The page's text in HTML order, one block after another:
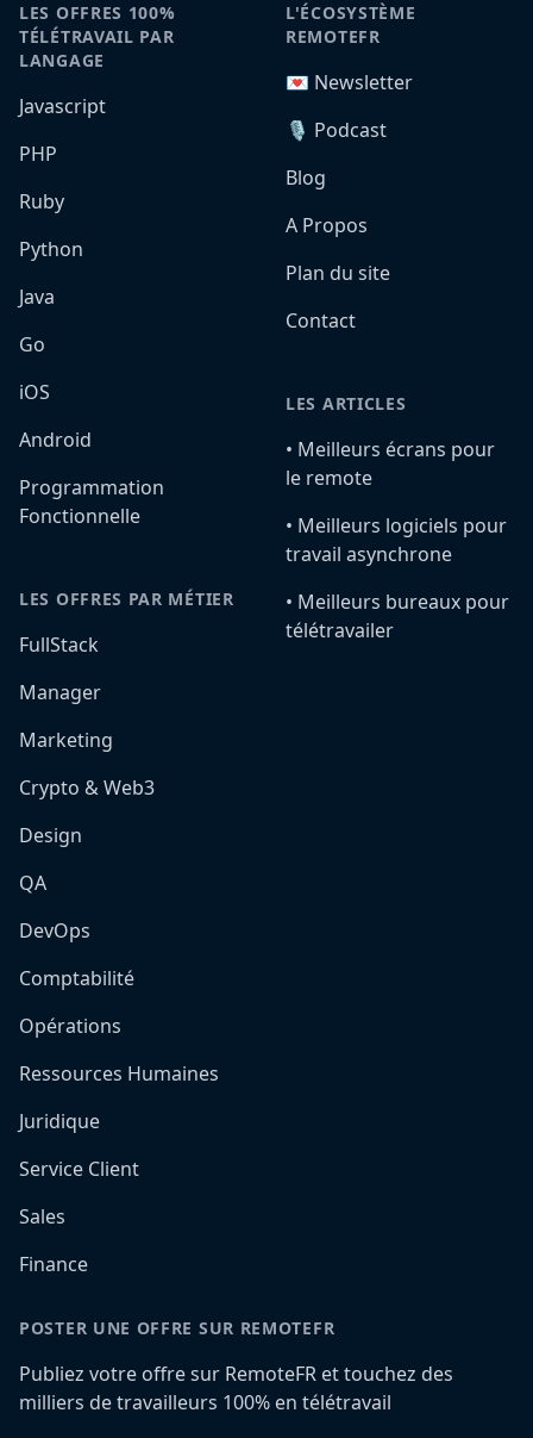
LES OFFRES 100%
TÉLÉTRAVAIL PAR
LANGAGE
Javascript
PHP
Ruby
Python
Java
Go
iOS
Android
Programmation
Fonctionnelle
LES OFFRES PAR MÉTIER
FullStack
Manager
Marketing
Crypto & Web3
Design
QA
DevOps
Comptabilité
Opérations
Ressources Humaines
Juridique
Service Client
Sales
Finance
L'ÉCOSYSTÈME
REMOTEFR
💌 Newsletter
🎙️ Podcast
Blog
A Propos
Plan du site
Contact
LES ARTICLES
•️ Meilleurs écrans pour
le remote
•️ Meilleurs logiciels pour
travail asynchrone
•️ Meilleurs bureaux pour
télétravailer
POSTER UNE OFFRE SUR REMOTEFR
Publiez votre offre sur RemoteFR et touchez des
milliers de travailleurs 100% en télétravail